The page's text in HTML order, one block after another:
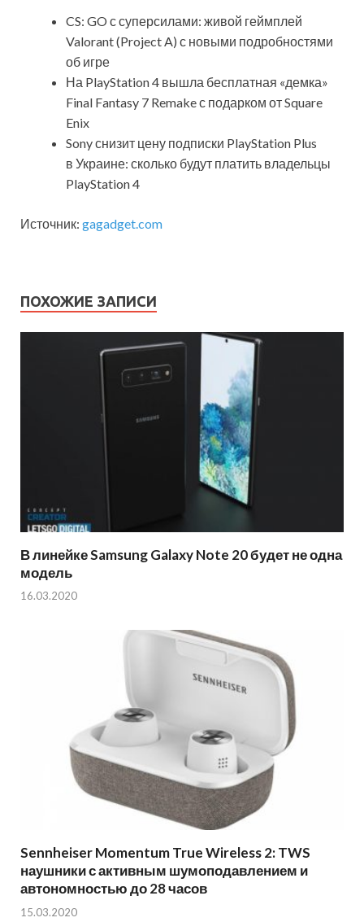
CS: GO с суперсилами: живой геймплей
Valorant (Project A) с новыми подробностями
об игре
На PlayStation 4 вышла бесплатная «демка»
Final Fantasy 7 Remake с подарком от Square
Enix
Sony снизит цену подписки PlayStation Plus
в Украине: сколько будут платить владельцы
PlayStation 4
Источник: gagadget.com
ПОХОЖИЕ ЗАПИСИ
В линейке Samsung Galaxy Note 20 будет не одна
модель
16.03.2020
Sennheiser Momentum True Wireless 2: TWS
наушники с активным шумоподавлением и
автономностью до 28 часов
15.03.2020